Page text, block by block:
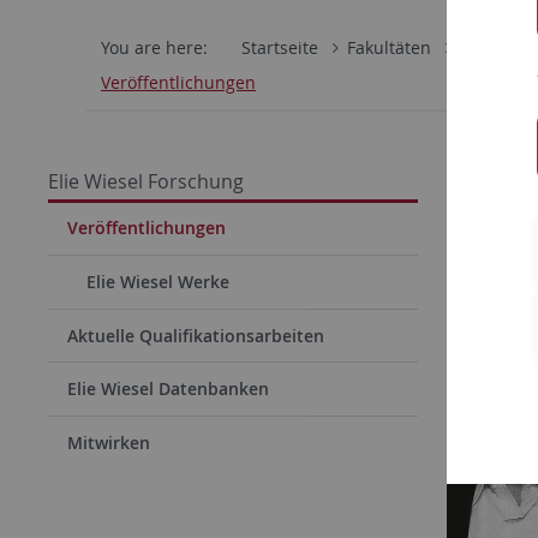
You are here: Startseite Fakultäten
Veröffentlichungen
Elie Wiesel Forschung
Veröffentlichungen
Elie Wiesel Werke
Aktuelle Qualifikationsarbeiten
Elie Wiesel Datenbanken
Mitwirken